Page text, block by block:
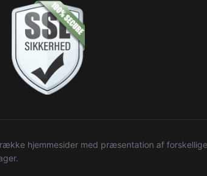
hjemmesider med præsentation af